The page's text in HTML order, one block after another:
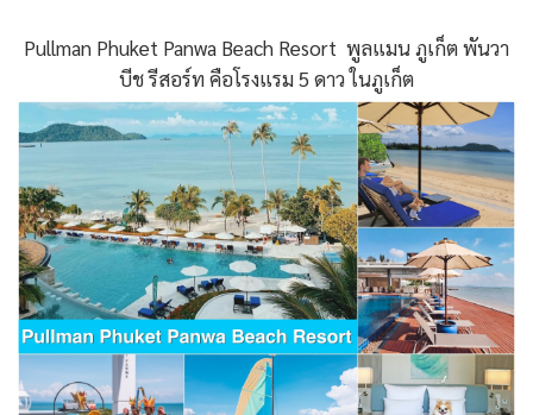
Pullman Phuket Panwa Beach Resort พูลแมน ภูเก็ต พันวา
บีช รีสอร์ท คือโรงแรม 5 ดาว ในภูเก็ต